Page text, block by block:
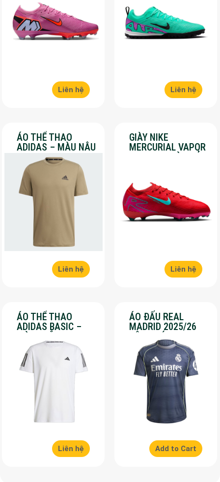
Liên hệ Liên hệ
ÁO THỂ THAO
ADIDAS – MÀU NÂU
– SALE 30%
Liên hệ
GIÀY NIKE
MERCURIAL VAPOR
16 PRO – MÀU ĐỎ –
Liên hệ
ÁO THỂ THAO
ADIDAS BASIC –
MÀU TRẮNG – SALE
70%
Liên hệ
ÁO ĐẤU REAL
MADRID 2025/26
SÂN KHÁCH – SALE
50%
Add to Cart